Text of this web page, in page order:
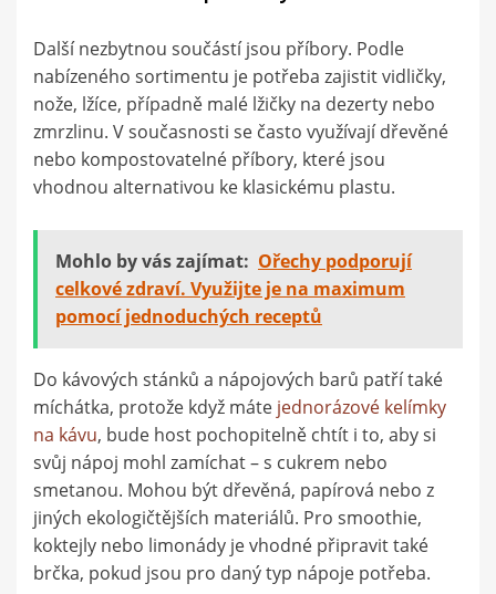
Další nezbytnou součástí jsou příbory. Podle
nabízeného sortimentu je potřeba zajistit vidličky,
nože, lžíce, případně malé lžičky na dezerty nebo
zmrzlinu. V současnosti se často využívají dřevěné
nebo kompostovatelné příbory, které jsou
vhodnou alternativou ke klasickému plastu.
Mohlo by vás zajímat: Ořechy podporují
celkové zdraví. Využijte je na maximum
pomocí jednoduchých receptů
Do kávových stánků a nápojových barů patří také
míchátka, protože když máte jednorázové kelímky
na kávu, bude host pochopitelně chtít i to, aby si
svůj nápoj mohl zamíchat – s cukrem nebo
smetanou. Mohou být dřevěná, papírová nebo z
jiných ekologičtějších materiálů. Pro smoothie,
koktejly nebo limonády je vhodné připravit také
brčka, pokud jsou pro daný typ nápoje potřeba.